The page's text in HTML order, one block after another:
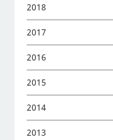
2018
2017
2016
2015
2014
2013